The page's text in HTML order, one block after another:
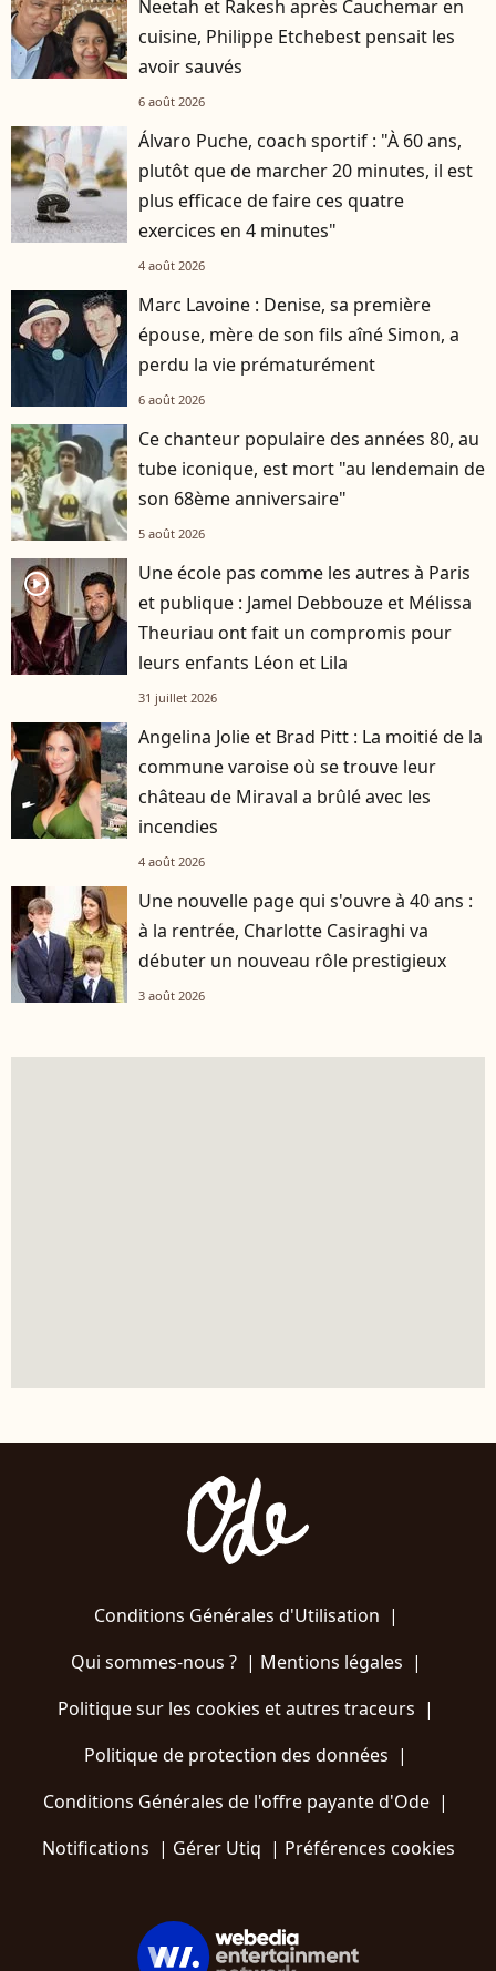
Neetah et Rakesh après Cauchemar en
cuisine, Philippe Etchebest pensait les
avoir sauvés
6 août 2026
Álvaro Puche, coach sportif : "À 60 ans,
plutôt que de marcher 20 minutes, il est
plus efficace de faire ces quatre
exercices en 4 minutes"
4 août 2026
Marc Lavoine : Denise, sa première
épouse, mère de son fils aîné Simon, a
perdu la vie prématurément
6 août 2026
Ce chanteur populaire des années 80, au
tube iconique, est mort "au lendemain de
son 68ème anniversaire"
5 août 2026
player2
Une école pas comme les autres à Paris
et publique : Jamel Debbouze et Mélissa
Theuriau ont fait un compromis pour
leurs enfants Léon et Lila
31 juillet 2026
Angelina Jolie et Brad Pitt : La moitié de la
commune varoise où se trouve leur
château de Miraval a brûlé avec les
incendies
4 août 2026
Une nouvelle page qui s'ouvre à 40 ans :
à la rentrée, Charlotte Casiraghi va
débuter un nouveau rôle prestigieux
3 août 2026
Conditions Générales d'Utilisation |
Qui sommes-nous ?| Mentions légales |
Politique sur les cookies et autres traceurs |
Politique de protection des données |
Conditions Générales de l'offre payante d'Ode |
Notifications | Gérer Utiq | Préférences cookies